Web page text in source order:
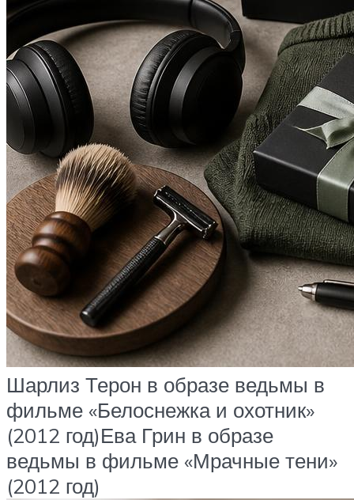
Шарлиз Терон в образе ведьмы в
фильме «Белоснежка и охотник»
(2012 год)Ева Грин в образе
ведьмы в фильме «Мрачные тени»
(2012 год)